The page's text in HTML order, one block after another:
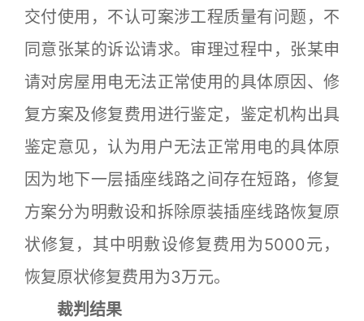
交付使用，不认可案涉工程质量有问题，不
同意张某的诉讼请求。审理过程中，张某申
请对房屋用电无法正常使用的具体原因、修
复方案及修复费用进行鉴定，鉴定机构出具
鉴定意见，认为用户无法正常用电的具体原
因为地下一层插座线路之间存在短路，修复
方案分为明敷设和拆除原装插座线路恢复原
状修复，其中明敷设修复费用为5000元，
恢复原状修复费用为3万元。
裁判结果